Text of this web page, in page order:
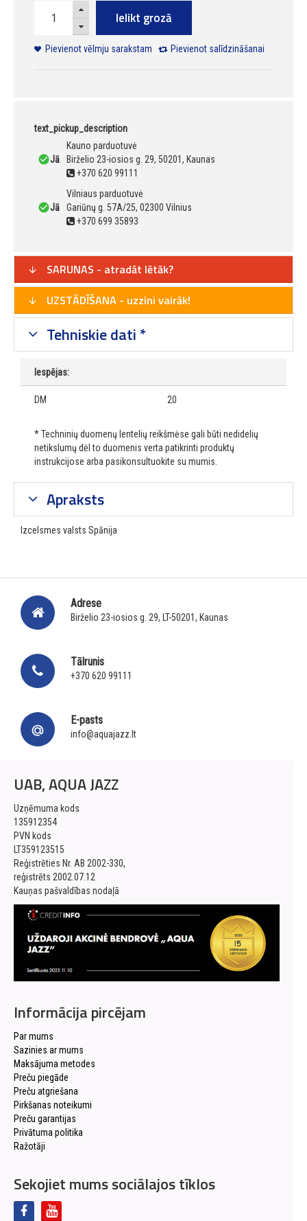
Ielikt grozā
Pievienot vēlmju sarakstam Pievienot salīdzināšanai
text_pickup_description
Jā
Kauno parduotuvė
Birželio 23-iosios g. 29, 50201, Kaunas
+370 620 99111
Jā
Vilniaus parduotuvė
Gariūnų g. 57A/25, 02300 Vilnius
+370 699 35893
SARUNAS - atradāt lētāk?
UZSTĀDĪŠANA - uzzini vairāk!
Tehniskie dati *
Iespējas:
DM 20
* Techninių duomenų lentelių reikšmėse gali būti nedidelių
netikslumų dėl to duomenis verta patikrinti produktų
instrukcijose arba pasikonsultuokite su mumis.
Apraksts
Izcelsmes valsts Spānija
Adrese
Birželio 23-iosios g. 29, LT-50201, Kaunas
Tālrunis
+370 620 99111
E-pasts
info@aquajazz.lt
UAB, AQUA JAZZ
Uzņēmuma kods
135912354
PVN kods
LT359123515
Reģistrēties Nr. AB 2002-330,
reģistrēts 2002.07.12
Kauņas pašvaldības nodaļā
Informācija pircējam
Par mums
Sazinies ar mums
Maksājuma metodes
Preču piegāde
Preču atgriešana
Pirkšanas noteikumi
Preču garantijas
Privātuma politika
Ražotāji
Sekojiet mums sociālajos tīklos